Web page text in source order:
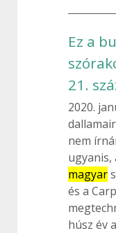
Ez a
21.
2020.
nem
ugyanis,
magyar
és a
húsz év